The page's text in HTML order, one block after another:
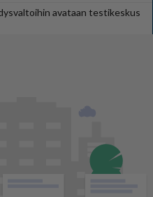
avataan testikeskus